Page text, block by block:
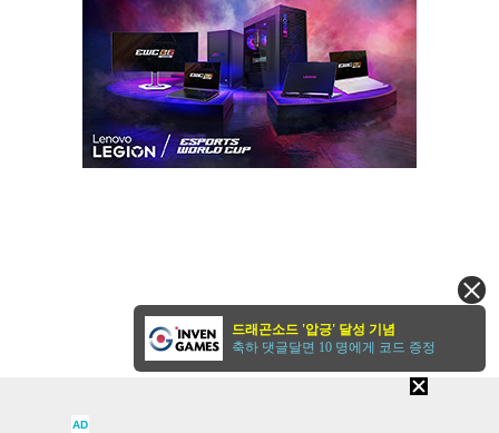
AD
드래곤소드 '압긍' 달성 기념
축하 댓글달면 10 명에게 코드 증정